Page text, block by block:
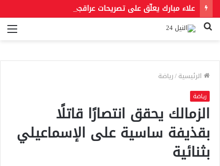
بحث
الرئيسية/رياضة
رياضة
الزمالك يحقق انتصارًا قاتلًا
بقذيفة ساسية على الإسماعيلي
بثنائية